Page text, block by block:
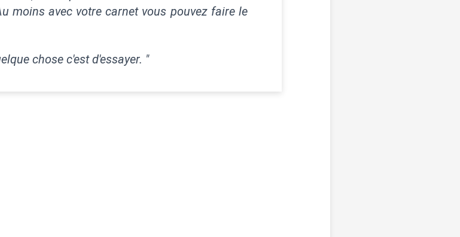
moins avec votre carnet vous pouvez faire le
chose c'est d'essayer. "